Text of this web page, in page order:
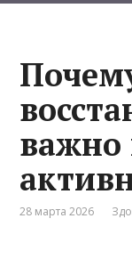
важно
28 марта 2026